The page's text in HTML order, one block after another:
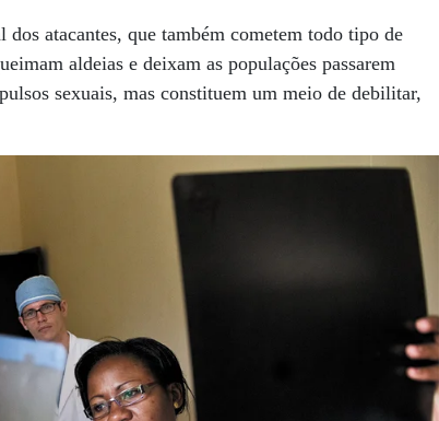
atacantes, que também cometem todo tipo de
aldeias e deixam as populações passarem
sexuais, mas constituem um meio de debilitar,